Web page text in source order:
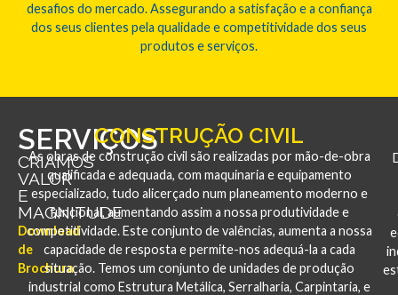
desafios do mercado. Assegurando a satisfação e a confiança
dos seus clientes pela qualidade e competitividade dos seus
produtos e serviços.
SERVIÇOS
CRIAMOS
VALOR
E
MAGNITUDE
Download
de
Brochura
CONSTRUÇÃO CIVIL
As obras de construção civil são realizadas por mão-de-obra
qualificada e adequada, com maquinaria e equipamento
especializado, tudo alicerçado num planeamento moderno e
funcional, aumentando assim a nossa produtividade e
competitividade. Este conjunto de valências, aumenta a nossa
capacidade de resposta e permite-nos adequá-la a cada
situação. Temos um conjunto de unidades de produção
industrial como Estrutura Metálica, Serralharia, Carpintaria, e